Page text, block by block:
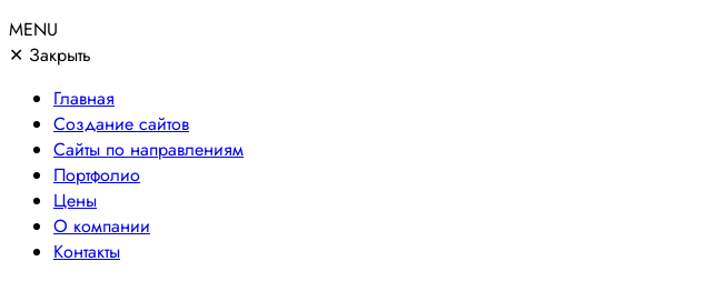
MENU
✕ Закрыть
Главная
Создание сайтов
Сайты по направлениям
Портфолио
Цены
О компании
Контакты